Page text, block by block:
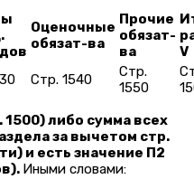
Оценочные
обязат-ва
Прочие
обязат-
ва
V
Стр. 1540
Стр.
1550
1500) либо сумма всех
за вычетом стр.
и есть значение П2
Иными словами: